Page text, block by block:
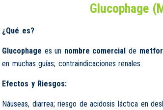
Glucophage
¿Qué es?
Glucophage es un nombre comercial de
en muchas guías; contraindicaciones renales.
Efectos y Riesgos:
Náuseas, diarrea; riesgo de acidosis láctica en